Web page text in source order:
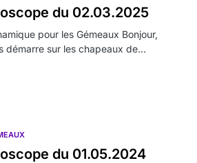
du 02.03.2025
pour les Gémeaux Bonjour,
démarre sur les chapeaux de…
du 01.05.2024